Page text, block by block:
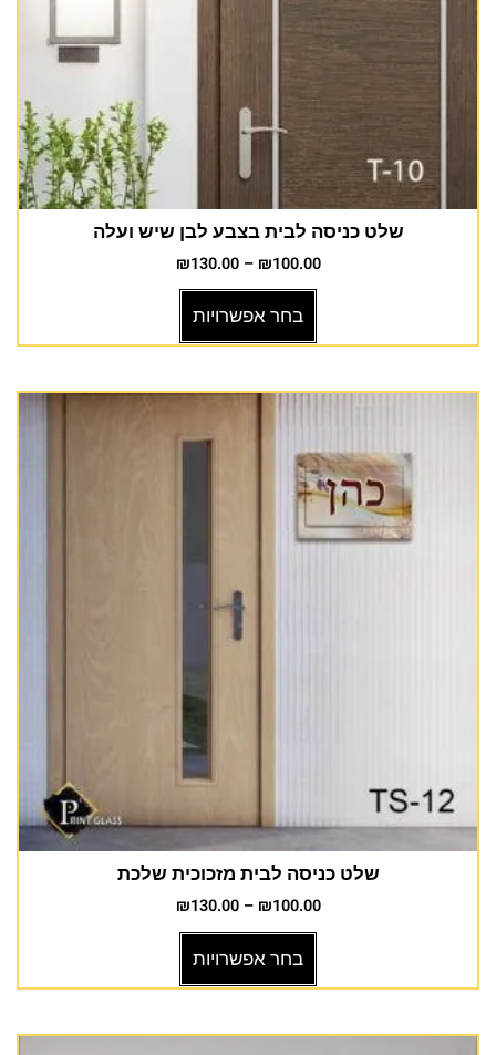
שלט כניסה לבית בצבע לבן שיש ועלה
₪100.00
–
₪130.00
בחר אפשרויות
שלט כניסה לבית מזכוכית שלכת
₪100.00
–
₪130.00
בחר אפשרויות